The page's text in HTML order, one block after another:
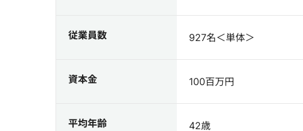
従業員数 927名＜単体＞
資本金 100百万円
平均年齢 42歳